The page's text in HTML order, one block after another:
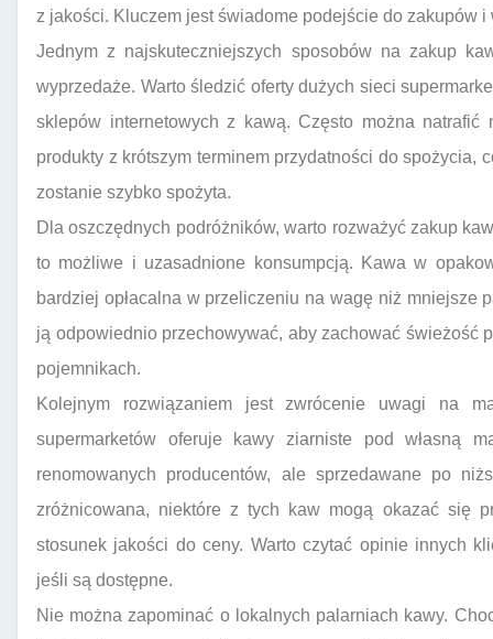
z jakości. Kluczem jest świadome podejście do zakupów
Jednym z najskuteczniejszych sposobów na zakup
wyprzedaże. Warto śledzić oferty dużych sieci
sklepów internetowych z kawą. Często można
produkty z krótszym terminem przydatności do spożycia,
zostanie szybko spożyta.
Dla oszczędnych podróżników, warto rozważyć zakup
to możliwe i uzasadnione konsumpcją. Kawa w
bardziej opłacalna w przeliczeniu na wagę niż mniejsze
ją odpowiednio przechowywać, aby zachować świeżość
pojemnikach.
Kolejnym rozwiązaniem jest zwrócenie uwagi na
supermarketów oferuje kawy ziarniste pod własną
renomowanych producentów, ale sprzedawane po
zróżnicowana, niektóre z tych kaw mogą okazać się
stosunek jakości do ceny. Warto czytać opinie innych
jeśli są dostępne.
Nie można zapominać o lokalnych palarniach kawy.